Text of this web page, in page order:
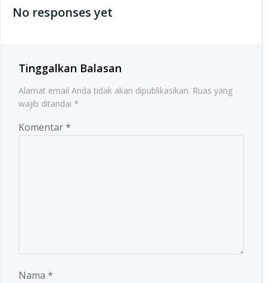
No responses yet
Tinggalkan Balasan
Alamat email Anda tidak akan dipublikasikan. Ruas yang
wajib ditandai *
Komentar*
Nama *